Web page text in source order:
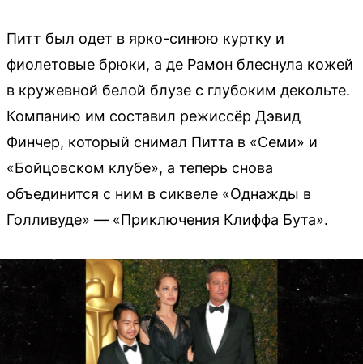
Питт был одет в ярко-синюю куртку и
фиолетовые брюки, а де Рамон блеснула кожей
в кружевной белой блузе с глубоким декольте.
Компанию им составил режиссёр Дэвид
Финчер, который снимал Питта в «Семи» и
«Бойцовском клубе», а теперь снова
объединится с ним в сиквеле «Однажды в
Голливуде» — «Приключения Клиффа Бута».